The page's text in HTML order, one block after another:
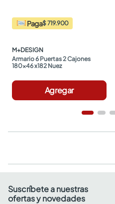
Paga$ 719.900
M+DESIGN
Armario 6 Puertas 2 Cajones
180x46 x182 Nuez
Agregar
Suscríbete a nuestras
ofertas y novedades